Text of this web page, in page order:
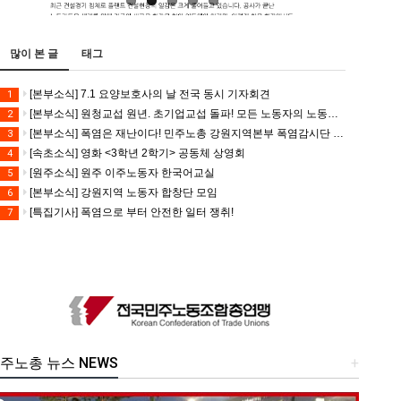
많이 본 글 태그
1 [본부소식] 7.1 요양보호사의 날 전국 동시 기자회견
2 [본부소식] 원청교섭 원년. 초기업교섭 돌파! 모든 노동자의 노동기본권 쟁취! 민주노총 7.15 총파업대회
3 [본부소식] 폭염은 재난이다! 민주노총 강원지역본부 폭염감시단 선포 기자회견
4 [속초소식] 영화 <3학년 2학기> 공동체 상영회
5 [원주소식] 원주 이주노동자 한국어교실
6 [본부소식] 강원지역 노동자 합창단 모임
7 [특집기사] 폭염으로 부터 안전한 일터 쟁취!
+
노총 뉴스 NEWS